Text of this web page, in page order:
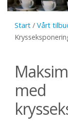
Start / Vårt
med